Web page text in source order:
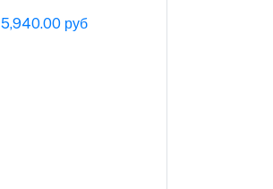
5,940.00 руб